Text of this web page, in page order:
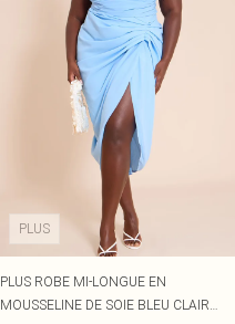
PLUS
PLUS ROBE MI-LONGUE EN
MOUSSELINE DE SOIE BLEU CLAIR